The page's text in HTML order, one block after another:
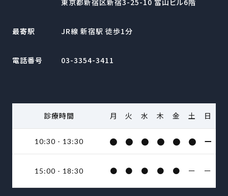
最寄駅 JR線 新宿駅 徒歩1分
電話番号 03-3354-3411
診療時間 月 火 水 木 金 土 日
10:30 - 13:30 ● ● ● ● ● ● ー
15:00 - 18:30 ● ● ● ● ● ー ー